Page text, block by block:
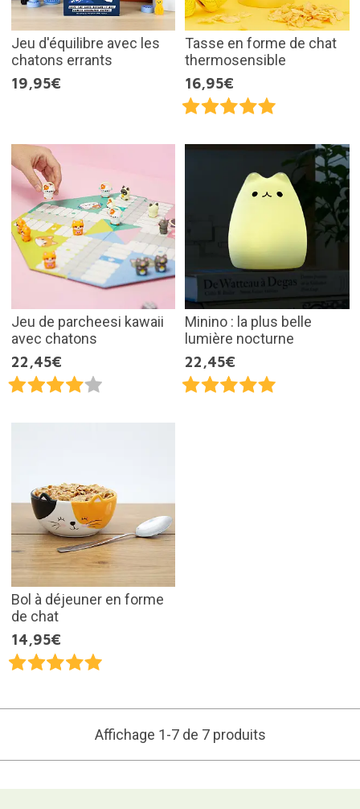
Jeu d'équilibre avec les
chatons errants
19,95€
Tasse en forme de chat
thermosensible
16,95€
Jeu de parcheesi kawaii
avec chatons
22,45€
Minino : la plus belle
lumière nocturne
22,45€
Bol à déjeuner en forme
de chat
14,95€
Affichage 1-7 de 7 produits